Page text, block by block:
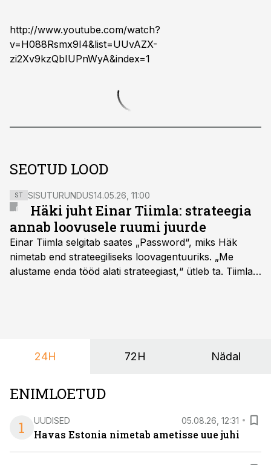
http://www.youtube.com/watch?
v=H088Rsmx9I4&list=UUvAZX-
zi2Xv9kzQbIUPnWyA&index=1
SEOTUD LOOD
ST SISUTURUNDUS14.05.26, 11:00
Häki juht Einar Tiimla: strateegia
annab loovusele ruumi juurde
Einar Tiimla selgitab saates „Password“, miks Häk
nimetab end strateegiliseks loovagentuuriks. „Me
alustame enda tööd alati strateegiast,“ ütleb ta. Tiimla
24H 72H Nädal
ENIMLOETUD
1
UUDISED 05.08.26, 12:31
Havas Estonia nimetab ametisse uue juhi